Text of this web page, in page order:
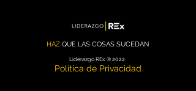
HAZ QUE LAS COSAS SUCEDAN
Liderazgo REx ® 2022
Política de Privacidad